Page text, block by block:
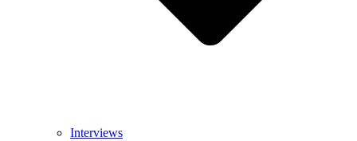
Interviews